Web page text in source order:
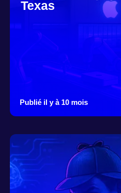
Texas
Publié il y à 10 mois